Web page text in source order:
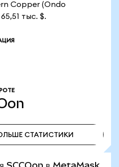
Copper (Ondo
тыс. $.
СТАТИСТИКИ